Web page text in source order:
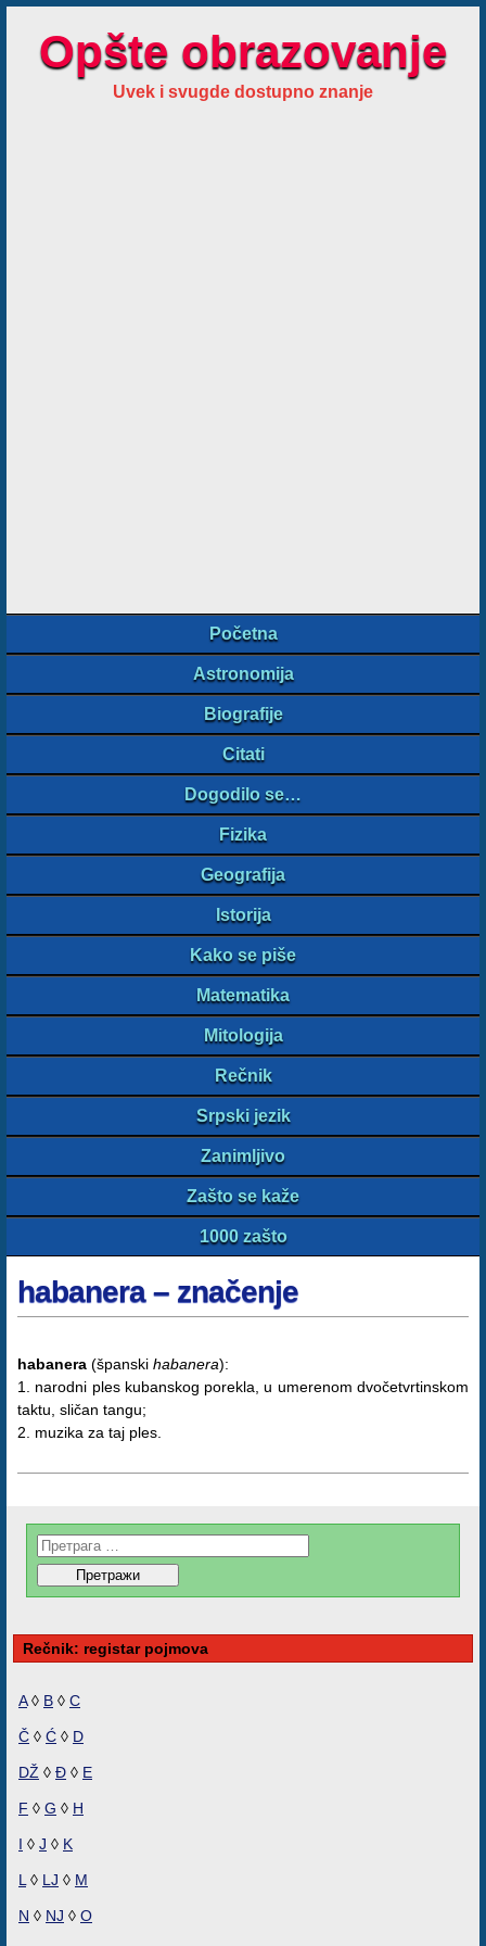
Opšte obrazovanje
Uvek i svugde dostupno znanje
Početna
Astronomija
Biografije
Citati
Dogodilo se…
Fizika
Geografija
Istorija
Kako se piše
Matematika
Mitologija
Rečnik
Srpski jezik
Zanimljivo
Zašto se kaže
1000 zašto
habanera – značenje
habanera (španski habanera):
1. narodni ples kubanskog porekla, u umerenom dvočetvrtinskom
taktu, sličan tangu;
2. muzika za taj ples.
Rečnik: registar pojmova
A◊ B ◊ C
Č ◊ Ć ◊ D
DŽ ◊ Đ ◊ E
F ◊ G ◊ H
I ◊ J ◊ K
L ◊ LJ ◊ M
N ◊ NJ ◊ O